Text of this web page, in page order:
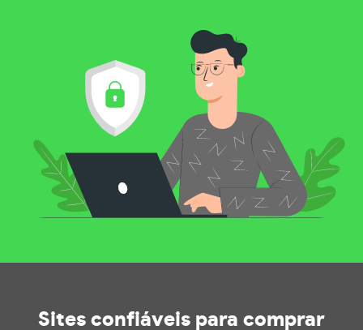
Sites confiáveis para comprar